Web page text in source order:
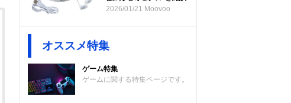
2026/01/21 Moovoo
オススメ特集
ゲーム特集
ゲームに関する特集ページです。